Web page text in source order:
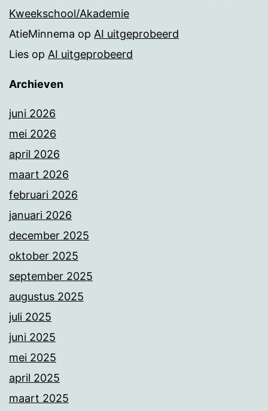
Kweekschool/Akademie
AtieMinnema op AI uitgeprobeerd
Lies op AI uitgeprobeerd
Archieven
juni 2026
mei 2026
april 2026
maart 2026
februari 2026
januari 2026
december 2025
oktober 2025
september 2025
augustus 2025
juli 2025
juni 2025
mei 2025
april 2025
maart 2025